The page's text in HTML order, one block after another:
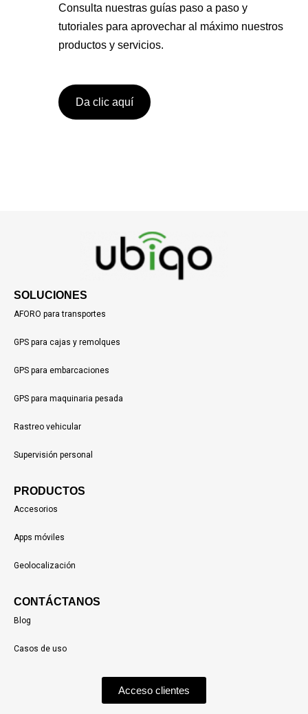
Consulta nuestras guías paso a paso y
tutoriales para aprovechar al máximo nuestros
productos y servicios.
Da clic aquí
SOLUCIONES
AFORO para transportes
GPS para cajas y remolques
GPS para embarcaciones
GPS para maquinaria pesada
Rastreo vehicular
Supervisión personal
PRODUCTOS
Accesorios
Apps móviles
Geolocalización
CONTÁCTANOS
Blog
Casos de uso
Acceso clientes